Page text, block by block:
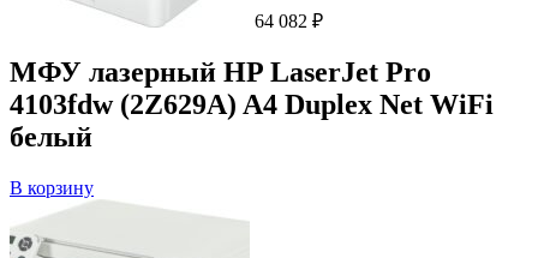
64 082 ₽
МФУ лазерный HP LaserJet Pro
4103fdw (2Z629A) A4 Duplex Net WiFi
белый
В корзину